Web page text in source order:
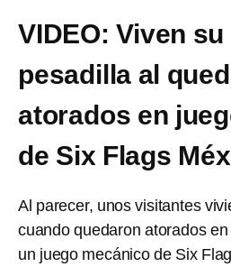
VIDEO: Viven
pesadilla al
atorados en
de Six Flags
Al parecer, unos visitantes
cuando quedaron atorados
un juego mecánico de Six